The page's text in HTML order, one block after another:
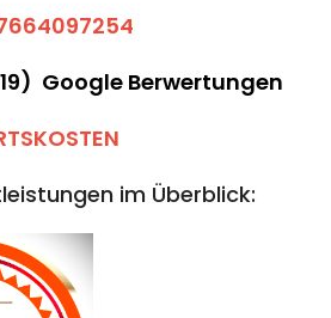
519) Google Berwertungen
im Überblick: